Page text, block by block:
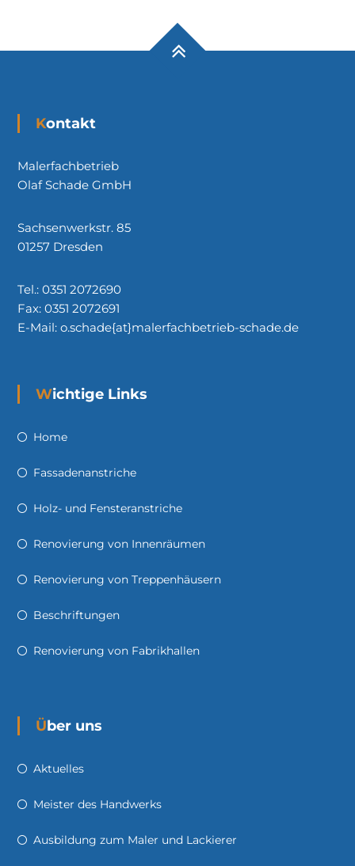
Kontakt
Malerfachbetrieb
Olaf Schade GmbH
Sachsenwerkstr. 85
01257 Dresden
Tel.: 0351 2072690
Fax: 0351 2072691
E-Mail: o.schade{at}malerfachbetrieb-schade.de
Wichtige Links
Home
Fassadenanstriche
Holz- und Fensteranstriche
Renovierung von Innenräumen
Renovierung von Treppenhäusern
Beschriftungen
Renovierung von Fabrikhallen
Über uns
Aktuelles
Meister des Handwerks
Ausbildung zum Maler und Lackierer